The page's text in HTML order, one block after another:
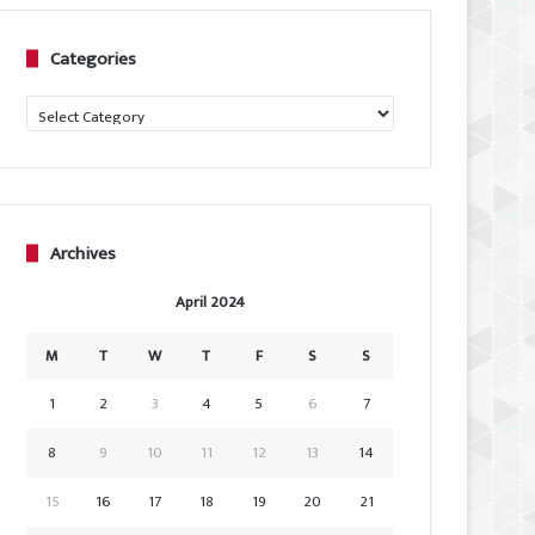
Categories
Categories
Archives
April 2024
M T W T F S
S
1
2 3 4 5 6
7
8
9 10 11 12 13
14
15
16 17 18 19 20 21